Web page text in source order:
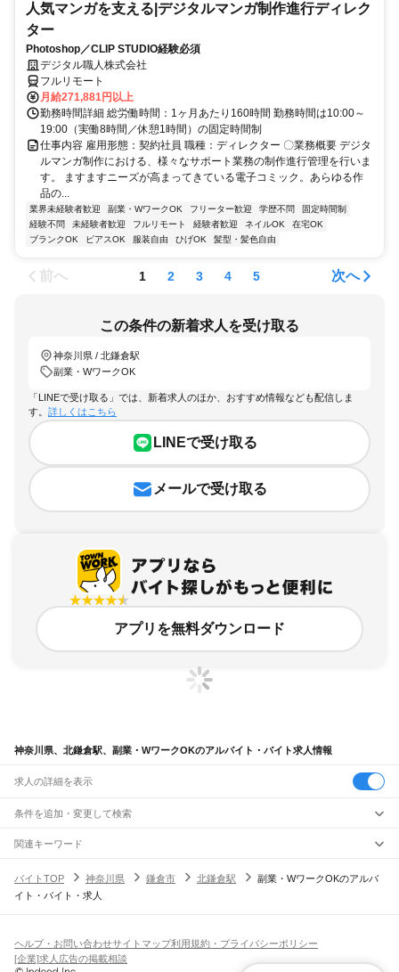
人気マンガを支える|デジタルマンガ制作進行ディレク
ター
Photoshop／CLIP STUDIO経験必須
デジタル職人株式会社
フルリモート
月給271,881円以上
勤務時間詳細 総労働時間：1ヶ月あたり160時間 勤務時間は10:00～
19:00（実働8時間／休憩1時間）の固定時間制
仕事内容 雇用形態：契約社員 職種：ディレクター 〇業務概要 デジタ
ルマンガ制作における、様々なサポート業務の制作進行管理を行いま
す。 ますますニーズが高まってきている電子コミック。あらゆる作
品の...
業界未経験者歓迎 副業・WワークOK フリーター歓迎 学歴不問
固定時間制
経験不問
未経験者歓迎 フルリモート 経験者歓迎 ネイルOK
在宅OK
ブランクOK
ピアスOK 服装自由 ひげOK 髪型・髪色自由
前へ 1 2 3 4 5 次へ
この条件の新着求人を受け取る
神奈川県 / 北鎌倉駅
副業・WワークOK
「LINEで受け取る」では、新着求人のほか、おすすめ情報なども配信しま
す。 詳しくはこちら
LINEで受け取る
メールで受け取る
アプリを無料ダウンロード
神奈川県、北鎌倉駅、副業・WワークOKのアルバイト・バイト求人情報
求人の詳細を表示
条件を追加・変更して検索
市区町村を追加・変更
神奈川県
すべて
横浜市 すべて
川崎市すべて
川崎区幸区中原区高津区
駅を追加・変更
JR南武線
職種を追加・変更
飲食・フードサービスすべて
ホールスタッフキッチンスタッフ
人気
雇用形態を追加・変更
関連キーワード
バイトTOP
神奈川県 鎌倉市 北鎌倉駅
副業・WワークOKのアルバ
イト・バイト・求人
ヘルプ・お問い合わせサイトマップ利用規約・プライバシーポリシー
[企業]求人広告の掲載相談